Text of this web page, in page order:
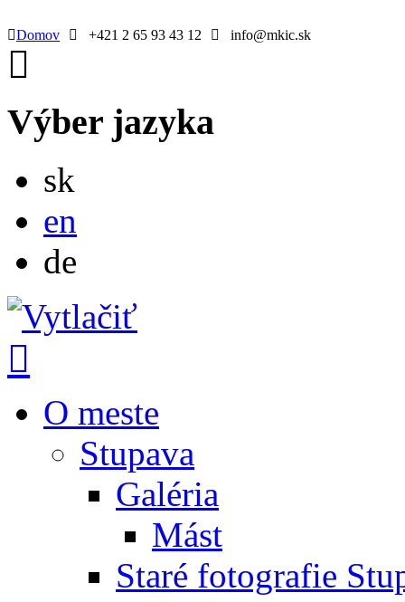
Domov +421 2 65 93 43 12 info@mkic.sk
Výber jazyka
sk
en
de
O meste
Stupava
Galéria
Mást
Staré fotografie